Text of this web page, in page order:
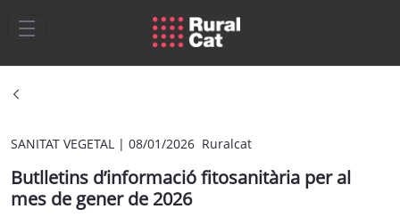
Salta al contingut principal
SANITAT VEGETAL | 08/01/2026 Ruralcat
Butlletins d’informació fitosanitària per al
mes de gener de 2026